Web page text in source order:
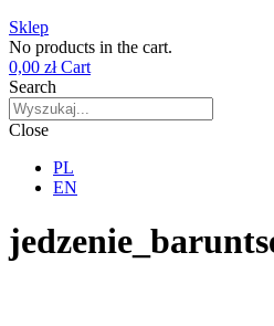
Sklep
No products in the cart.
0,00 zł Cart
Search
Close
PL
EN